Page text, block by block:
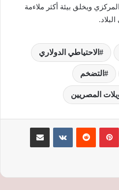
ويخلق بيئة أكثر ملاءمة
الاحتياطي الدولاري
التضخم
المصريين
بينتيريست